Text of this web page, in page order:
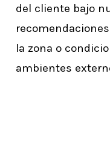
del cliente bajo
la zona o
ambientes